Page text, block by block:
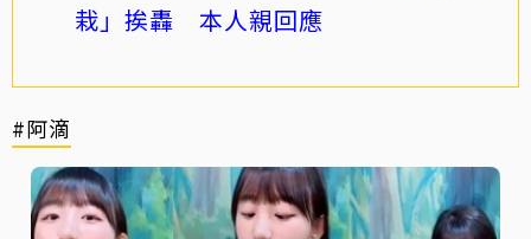
栽」挨轟 本人親回應
#阿滴